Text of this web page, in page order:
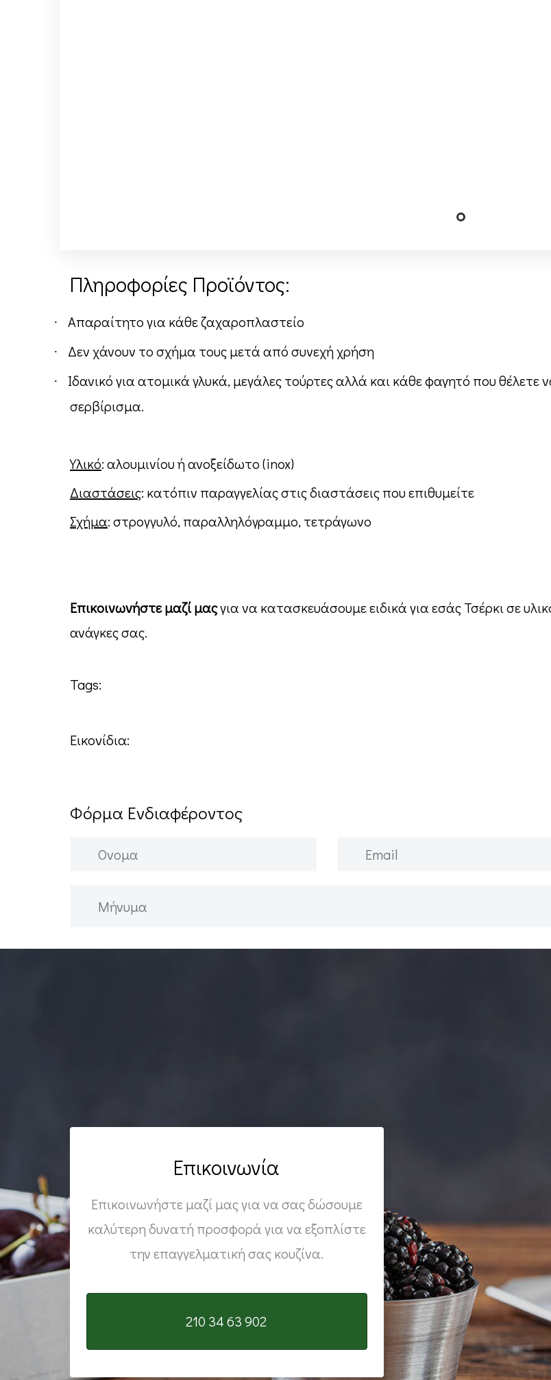
Πληροφορίες Προϊόντος:
· Απαραίτητο για κάθε ζαχαροπλαστείο
· Δεν χάνουν το σχήμα τους μετά από συνεχή χρήση
·
Ιδανικό για ατομικά γλυκά, μεγάλες τούρτες αλλά και κάθε φαγητό που
σερβίρισμα.
Υλικό: αλουμινίου ή ανοξείδωτο (inox)
Διαστάσεις: κατόπιν παραγγελίας στις διαστάσεις που επιθυμείτε
Σχήμα: στρογγυλό, παραλληλόγραμμο, τετράγωνο
Επικοινωνήστε μαζίμαςγια να κατασκευάσουμε ειδικά για εσάς Τσέρκι σε
ανάγκες σας.
Tags:
Εικονίδια:
Φόρμα Ενδιαφέροντος
Επικοινωνία
Επικοινωνήστε μαζί μας για να σας δώσουμε
καλύτερη δυνατή προσφορά για να εξοπλίστε
την επαγγελματική σας κουζίνα.
210 34 63 902